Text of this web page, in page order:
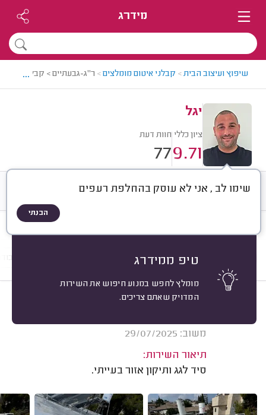
מידרג
שיפוץ ועיצוב הבית> קבלני איטום מומלצים> ר"ג-גבעתיים > קבלן איטום
...
יגל
ציון כללי
9.71
חוות דעת
77
שימו לב , אני לא עוסק בהחלפת רעפים
הבנתי
טיפ ממידרג
מומלץ לחפש במנוע חיפוש את השירות
המדויק שאתם צריכים.
חוות דעת ממוצע
מקום איטום
דב לוין, גבעתיים.
משוב: 29/07/2025
תיאור השירות:
סיד לגג ותיקון אזור בעייתי.